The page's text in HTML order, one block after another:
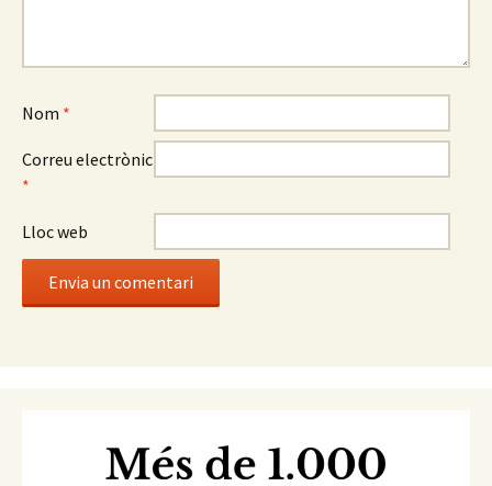
Nom *
Correu electrònic
*
Lloc web